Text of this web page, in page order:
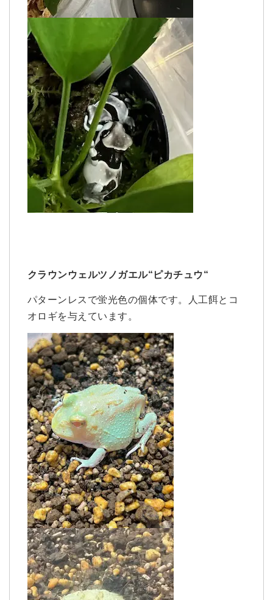
クラウンウェルツノガエル“ピカチュウ“
パターンレスで蛍光色の個体です。人工餌とコ
オロギを与えています。